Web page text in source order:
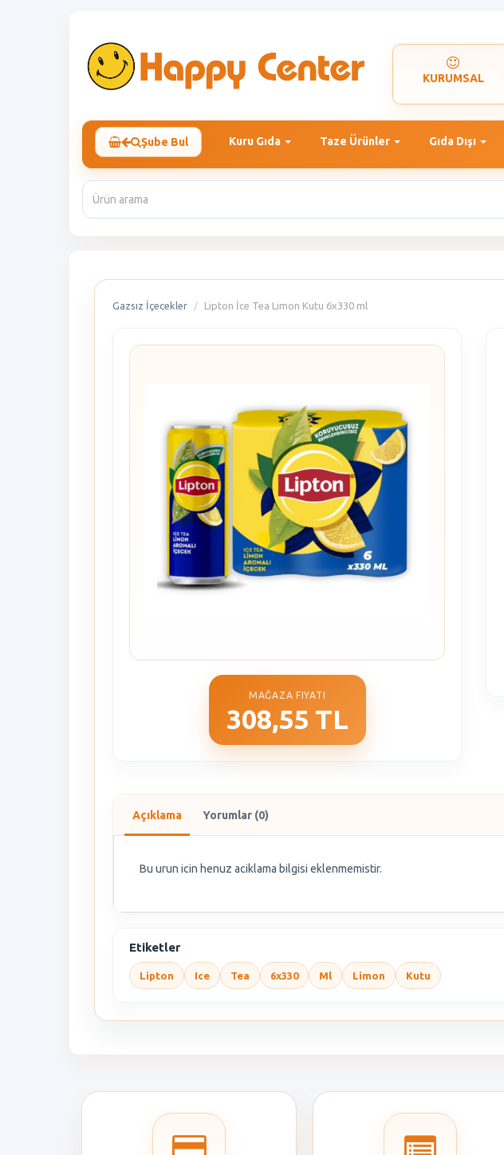
KURUMSAL
Şube Bul Kuru Gıda Taze Ürünler Gıda Dışı
Gazsız İçecekler Lipton İce Tea Limon Kutu 6x330 ml
MAĞAZA FIYATI
308,55 TL
Açıklama Yorumlar (0)
Bu urun icin henuz aciklama bilgisi eklenmemistir.
Etiketler
Lipton Ice Tea 6x330 Ml Limon Kutu